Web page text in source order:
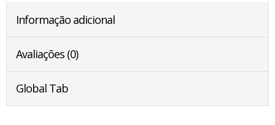
Informação adicional
Avaliações (0)
Global Tab